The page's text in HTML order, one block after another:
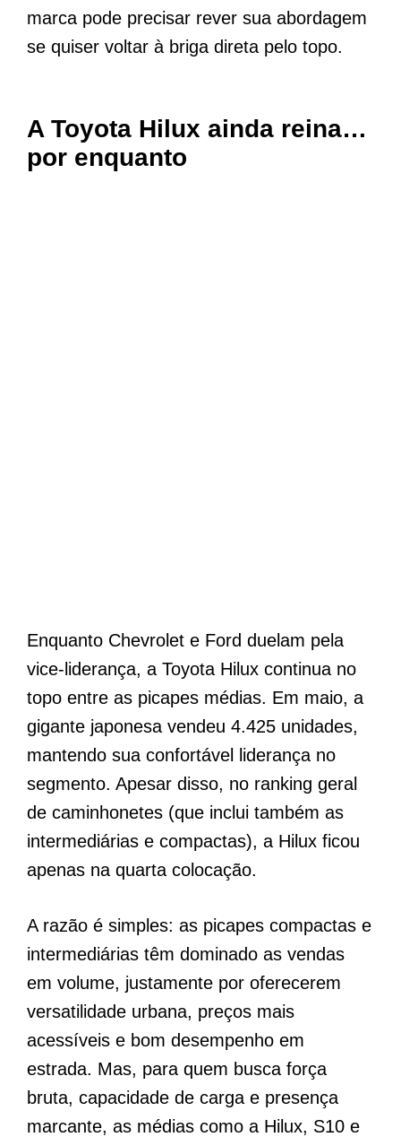
marca pode precisar rever sua abordagem
se quiser voltar à briga direta pelo topo.
A Toyota Hilux ainda reina…
por enquanto
Enquanto Chevrolet e Ford duelam pela
vice-liderança, a Toyota Hilux continua no
topo entre as picapes médias. Em maio, a
gigante japonesa vendeu 4.425 unidades,
mantendo sua confortável liderança no
segmento. Apesar disso, no ranking geral
de caminhonetes (que inclui também as
intermediárias e compactas), a Hilux ficou
apenas na quarta colocação.
A razão é simples: as picapes compactas e
intermediárias têm dominado as vendas
em volume, justamente por oferecerem
versatilidade urbana, preços mais
acessíveis e bom desempenho em
estrada. Mas, para quem busca força
bruta, capacidade de carga e presença
marcante, as médias como a Hilux, S10 e